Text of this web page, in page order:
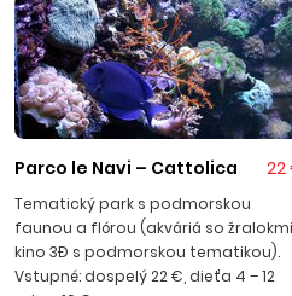
Riccione, Cattollica, Misano
Viserba, to všetko sú letoviská,
množstvo ubytovacích a
Typické talianske pizzerie,
trhy, bary, diskotéky, tematické
pravú dovolenkovú náladu a
zábavné parky Fiabilandia a
Aquafan sú rajom pre
piesočnaté, vybavené
Parco le Navi – Cattolica 22
Tematický park s podmorskou
faunou a flórou (akváriá so žralokmi,
kino 3Đ s podmorskou tematikou).
Vstupné: dospelý 22 €, dieťa 4 – 12